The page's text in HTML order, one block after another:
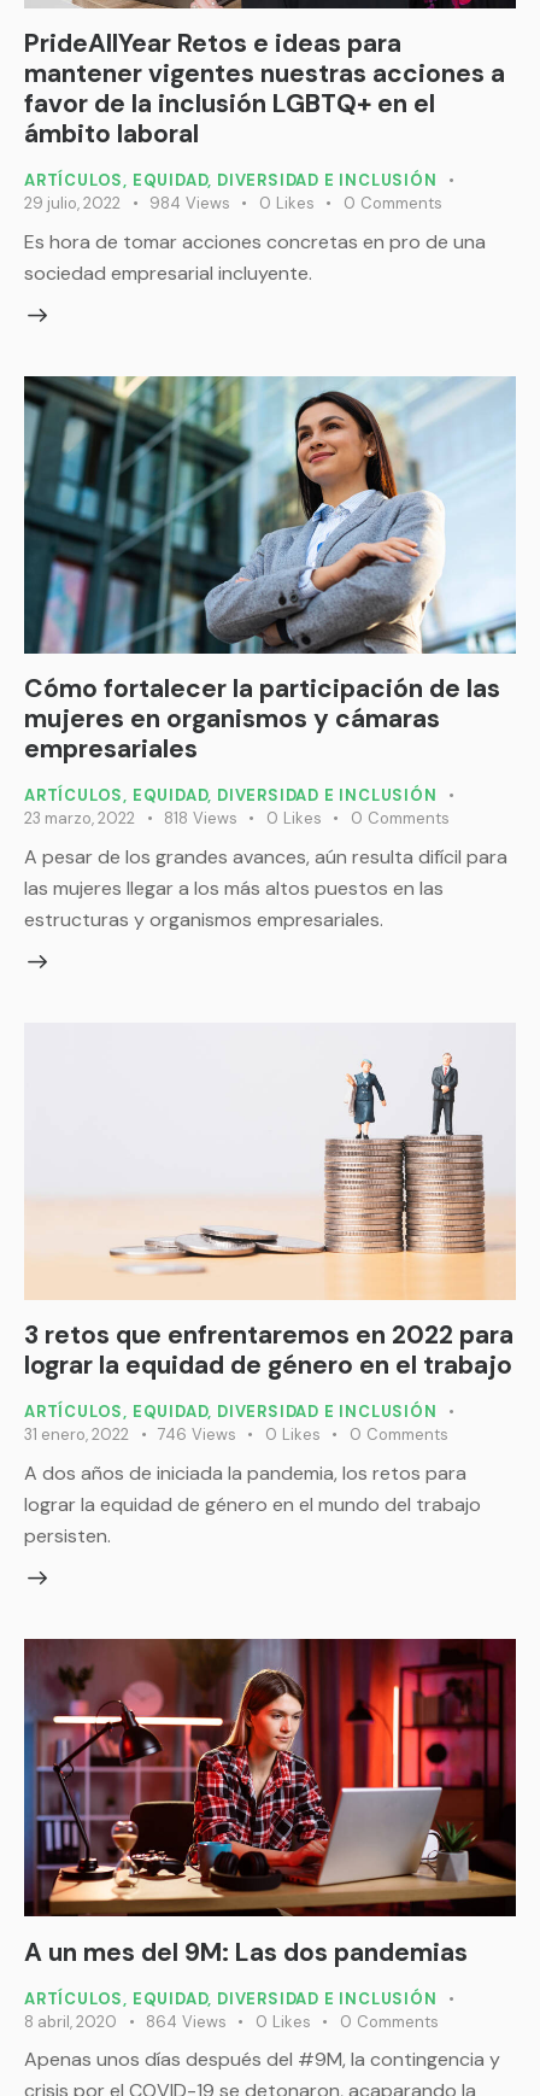
PrideAllYear Retos e ideas para
mantener vigentes nuestras acciones a
favor de la inclusión LGBTQ+ en el
ámbito laboral
ARTÍCULOS, EQUIDAD, DIVERSIDAD E INCLUSIÓN
29 julio, 2022
984 Views 0 Likes 0 Comments
Es hora de tomar acciones concretas en pro de una
sociedad empresarial incluyente.
Cómo fortalecer la participación de las
mujeres en organismos y cámaras
empresariales
ARTÍCULOS, EQUIDAD, DIVERSIDAD E INCLUSIÓN
23 marzo, 2022
818 Views 0 Likes 0 Comments
A pesar de los grandes avances, aún resulta difícil para
las mujeres llegar a los más altos puestos en las
estructuras y organismos empresariales.
3 retos que enfrentaremos en 2022 para
lograr la equidad de género en el trabajo
ARTÍCULOS, EQUIDAD, DIVERSIDAD E INCLUSIÓN
31 enero, 2022
746 Views 0 Likes 0 Comments
A dos años de iniciada la pandemia, los retos para
lograr la equidad de género en el mundo del trabajo
persisten.
A un mes del 9M: Las dos pandemias
ARTÍCULOS, EQUIDAD, DIVERSIDAD E INCLUSIÓN
8 abril, 2020
864 Views 0 Likes 0 Comments
Apenas unos días después del #9M, la contingencia y
crisis por el COVID-19 se detonaron, acaparando la